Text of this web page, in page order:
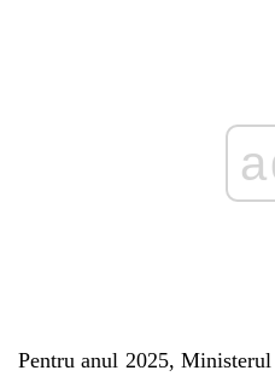
Pentru anul 2025,